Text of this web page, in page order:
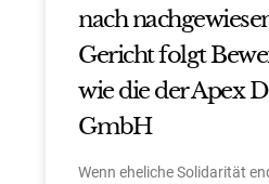
nach
Gericht folgt
wie die der Apex
GmbH
Wenn eheliche Solidarität